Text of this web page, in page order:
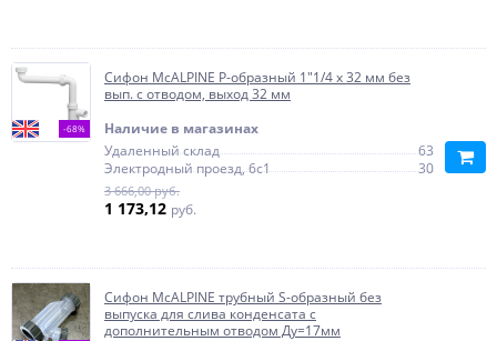
-68%
Сифон McALPINE P-образный 1"1/4 х 32 мм без
вып. с отводом, выход 32 мм
Наличие в магазинах
Удаленный склад
63
Электродный проезд, 6с1
30
3 666,00 руб.
1 173,12 руб.
Сифон McALPINE трубный S-образный без
выпуска для слива конденсата с
дополнительным отводом Ду=17мм